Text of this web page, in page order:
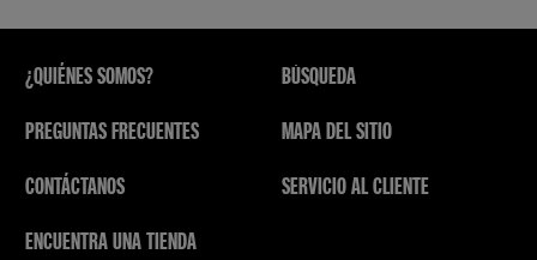
¿QUIÉNES SOMOS?
PREGUNTAS FRECUENTES
CONTÁCTANOS
ENCUENTRA UNA TIENDA
BÚSQUEDA
MAPA DEL SITIO
SERVICIO AL CLIENTE